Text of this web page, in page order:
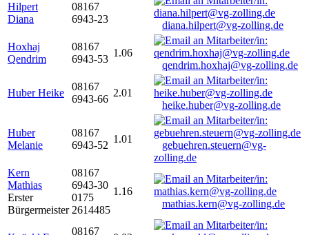
Hilpert
Diana
08167
6943-23
diana.hilpert@vg-zolling.de
Hoxhaj
Qendrim
08167
6943-53
1.06
qendrim.hoxhaj@vg-zolling.de
Huber Heike
08167
6943-66
2.01
heike.huber@vg-zolling.de
Huber
Melanie
08167
6943-52
1.01
gebuehren.steuern@vg-
zolling.de
Kern
Mathias
Erster
Bürgermeister
08167
6943-30
0175
2614485
1.16
mathias.kern@vg-zolling.de
08167